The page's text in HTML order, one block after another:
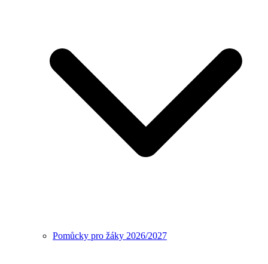
Pomůcky pro žáky 2026/2027